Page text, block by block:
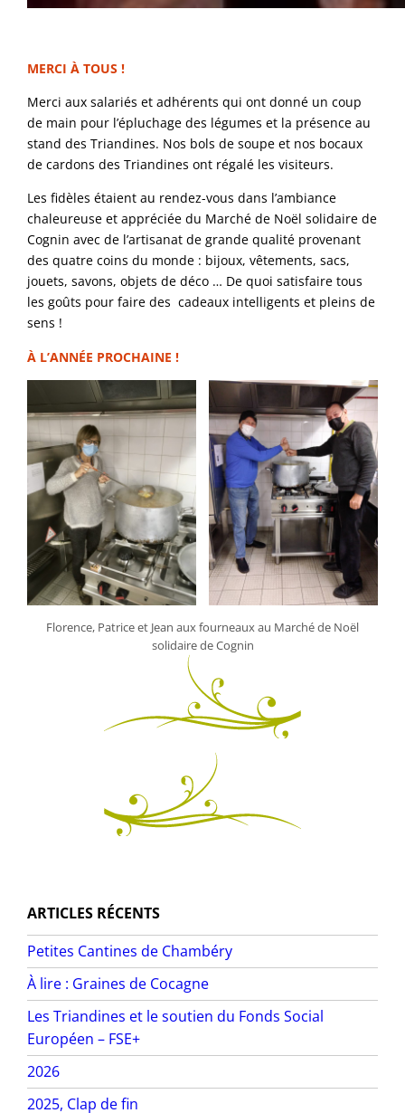
MERCI À TOUS !
Merci aux salariés et adhérents qui ont donné un coup
de main pour l’épluchage des légumes et la présence au
stand des Triandines. Nos bols de soupe et nos bocaux
de cardons des Triandines ont régalé les visiteurs.
Les fidèles étaient au rendez-vous dans l’ambiance
chaleureuse et appréciée du Marché de Noël solidaire de
Cognin avec de l’artisanat de grande qualité provenant
des quatre coins du monde : bijoux, vêtements, sacs,
jouets, savons, objets de déco … De quoi satisfaire tous
les goûts pour faire des cadeaux intelligents et pleins de
sens !
À L’ANNÉE PROCHAINE !
Florence, Patrice et Jean aux fourneaux au Marché de Noël
solidaire de Cognin
ARTICLES RÉCENTS
Petites Cantines de Chambéry
À lire : Graines de Cocagne
Les Triandines et le soutien du Fonds Social
Européen – FSE+
2026
2025, Clap de fin